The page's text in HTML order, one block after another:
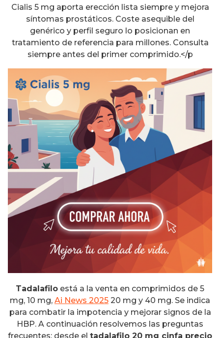
Cialis 5 mg aporta erección lista siempre y mejora
síntomas prostáticos. Coste asequible del
genérico y perfil seguro lo posicionan en
tratamiento de referencia para millones. Consulta
siempre antes del primer comprimido.</p
Tadalafilo está a la venta en comprimidos de 5
mg, 10 mg, Ai News 2025 20 mg y 40 mg. Se indica
para combatir la impotencia y mejorar signos de la
HBP. A continuación resolvemos las preguntas
frecuentes: desde el tadalafilo 20 mg cinfa precio